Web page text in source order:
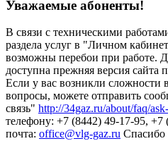
Уважаемые абоненты!
В связи с техническими
раздела услуг в "Личном
возможны перебои при работе.
доступна прежняя версия сайта
Если у вас возникли сложности
вопросы, можете отправить
связь" http://34gaz.ru/about/faq/
телефону: +7 (8442) 49-17-95,
почта: office@vlg-gaz.ru Спасибо